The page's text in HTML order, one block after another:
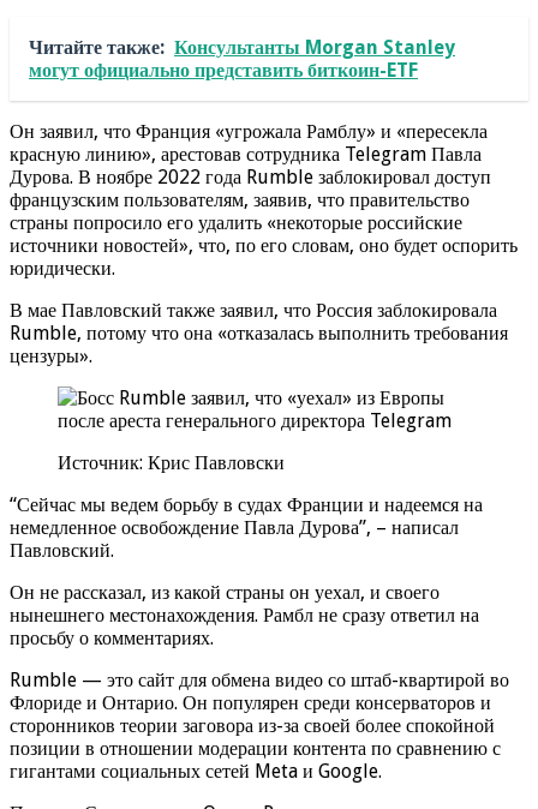
Читайте также: Консультанты Morgan Stanley
могут официально представить биткоин-ETF
Он заявил, что Франция «угрожала Рамблу» и «пересекла
красную линию», арестовав сотрудника Telegram Павла
Дурова. В ноябре 2022 года Rumble заблокировал доступ
французским пользователям, заявив, что правительство
страны попросило его удалить «некоторые российские
источники новостей», что, по его словам, оно будет оспорить
юридически.
В мае Павловский также заявил, что Россия заблокировала
Rumble, потому что она «отказалась выполнить требования
цензуры».
Источник: Крис Павловски
“Сейчас мы ведем борьбу в судах Франции и надеемся на
немедленное освобождение Павла Дурова”, – написал
Павловский.
Он не рассказал, из какой страны он уехал, и своего
нынешнего местонахождения. Рамбл не сразу ответил на
просьбу о комментариях.
Rumble — это сайт для обмена видео со штаб-квартирой во
Флориде и Онтарио. Он популярен среди консерваторов и
сторонников теории заговора из-за своей более спокойной
позиции в отношении модерации контента по сравнению с
гигантами социальных сетей Meta и Google.